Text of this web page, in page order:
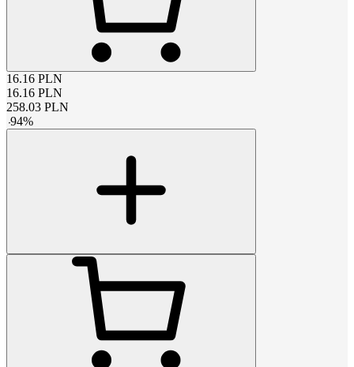
16.16 PLN
16.16 PLN
258.03 PLN
-94%